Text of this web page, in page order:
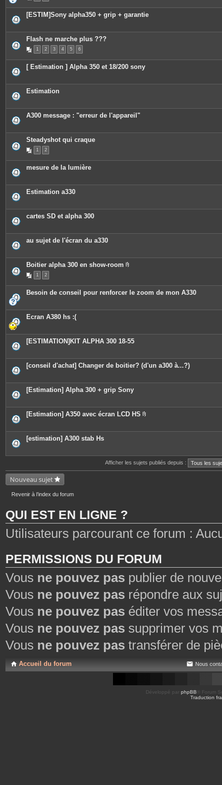
e
s
[ESTIM]Sony alpha350 + grip + garantie
Flash ne marche plus ???
1 2 3 4 5 6
[ Estimation ] Alpha 350 et 18/200 sony
Estimation
A300 message : "erreur de l'appareil"
Steadyshot qui craque
1 2
mesure de la lumière
Estimation a330
cartes SD et alpha 300
au sujet de l'écran du a330
Boitier alpha 300 en show-room
c
e
o
e
s
1 2
Besoin de conseil pour renforcer le zoom de mon A330
Ecran A380 hs :(
[ESTIMATION]KIT ALPHA 300 18-55
[conseil d'achat] Changer de boitier? (d'un a300 à...?)
[Estimation] Alpha 300 + grip Sony
[Estimation] A350 avec écran LCD HS
è
j
o
n
[estimation] A300 stab Hs
Afficher les sujets publiés depuis :
Nouveau sujet
Revenir à l’index du forum
QUI EST EN LIGNE ?
Utilisateurs parcourant ce forum :
PERMISSIONS DU FORUM
Vous ne pouvez pas publier de
Vous ne pouvez pas répondre aux
Vous ne pouvez pas éditer vos
Vous ne pouvez pas supprimer vos
Vous ne pouvez pas transférer de
Accueil du forum Nous
Développé par phpBB ® Forum
Traduction